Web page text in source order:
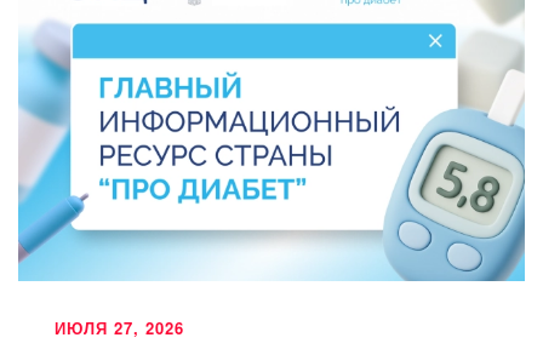
ИЮЛЯ 27, 2026